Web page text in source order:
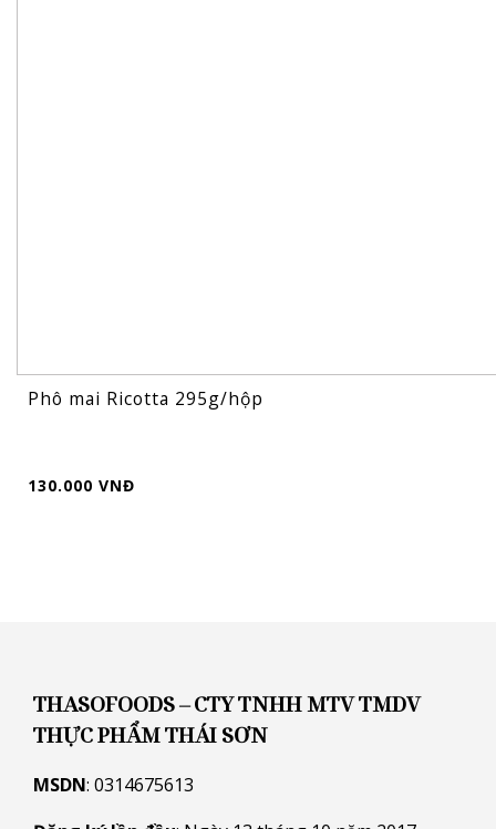
Phô mai Ricotta 295g/hộp
130.000 VNĐ
THASOFOODS – CTY TNHH MTV TMDV
THỰC PHẨM THÁI SƠN
MSDN: 0314675613